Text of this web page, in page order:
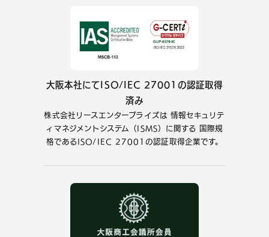
大阪本社にてISO/IEC 27001の認証取得
済み
株式会社リースエンタープライズは 情報セキュリテ
ィマネジメントシステム（ISMS）に関する
国際規
格であるISO/IEC 27001の認証取得企業です。